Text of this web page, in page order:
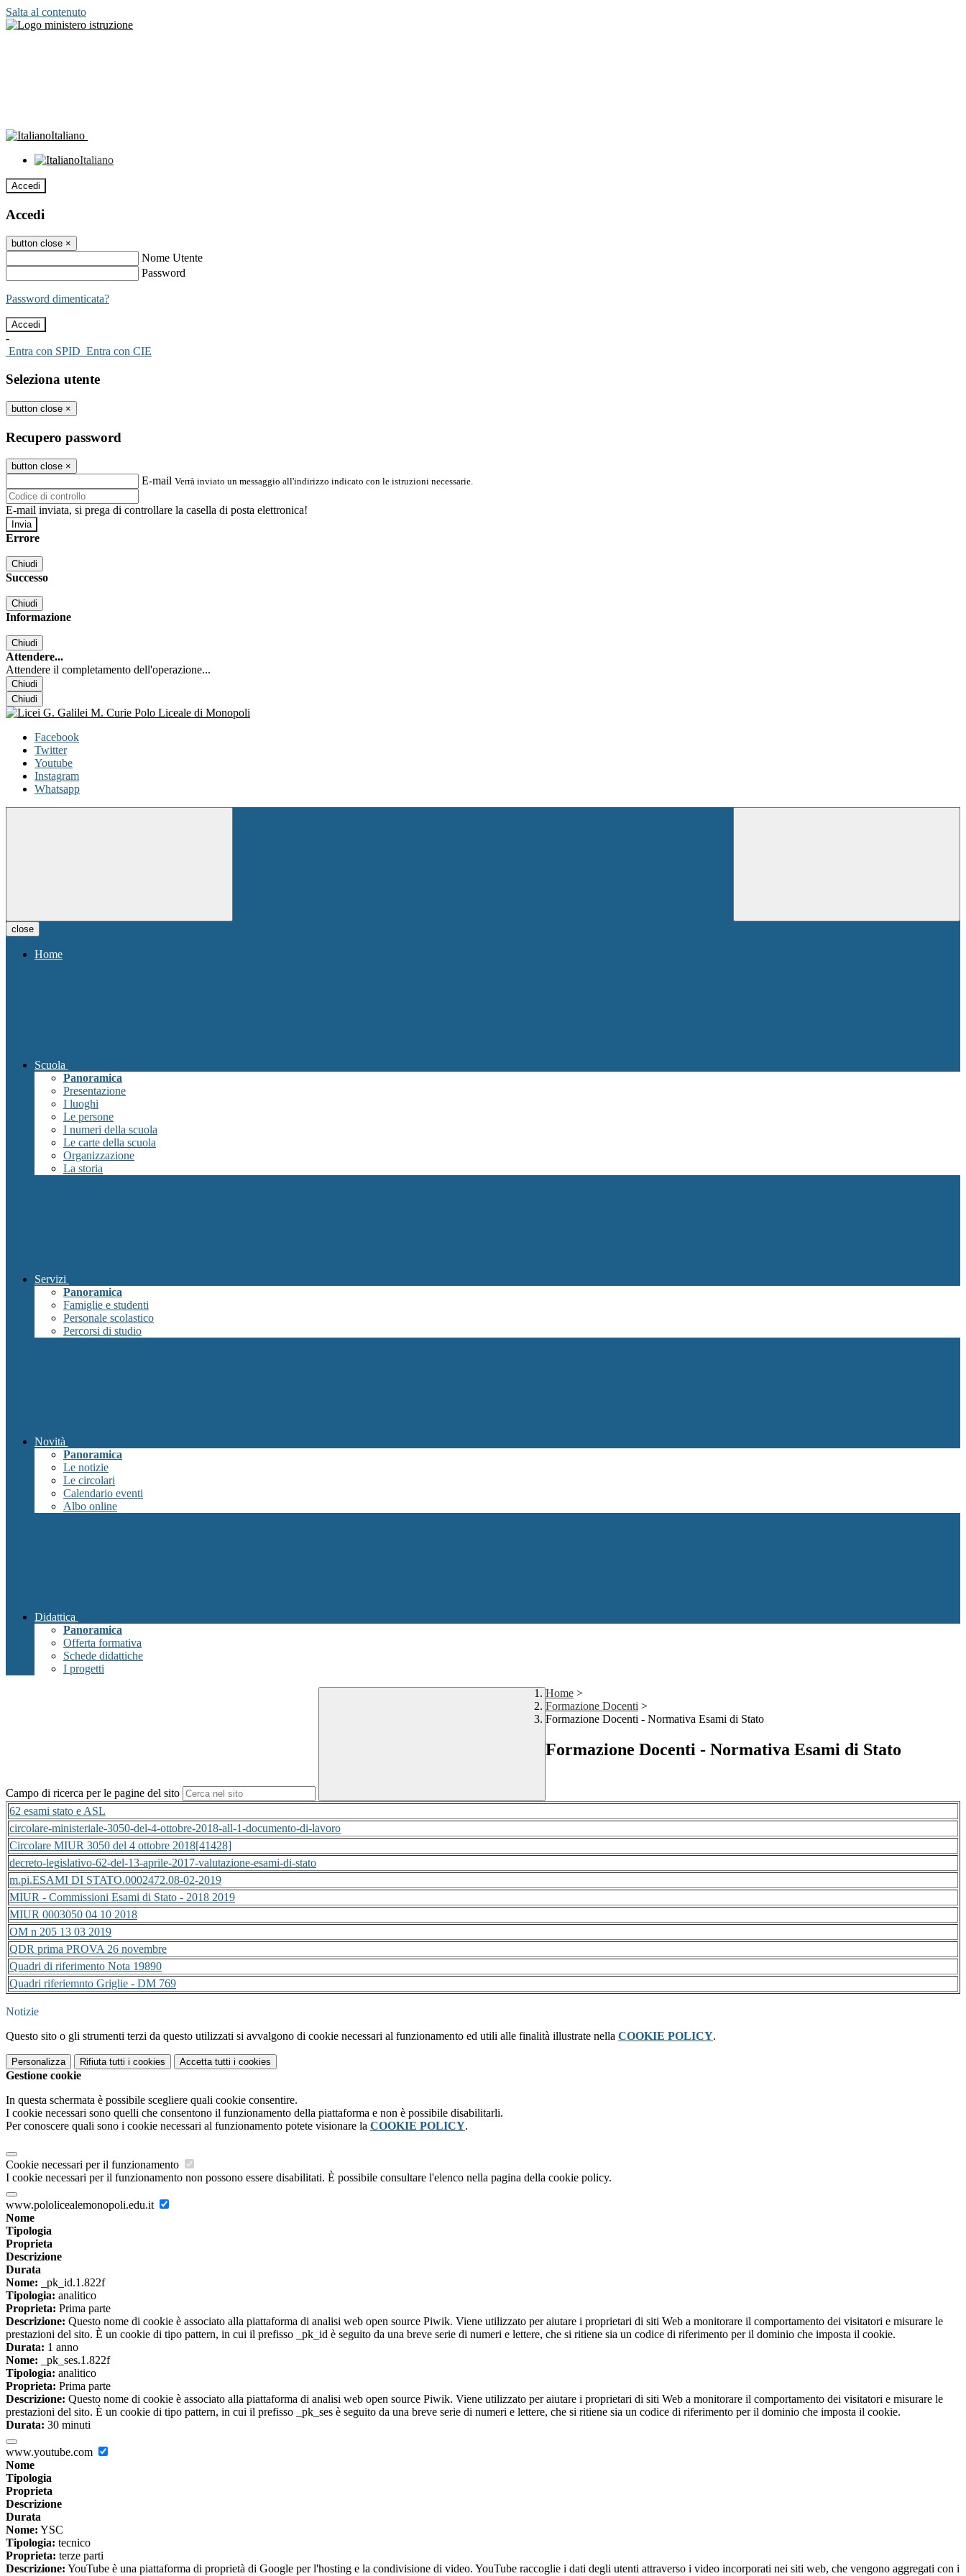
Salta al contenuto
Italiano
Italiano
Accedi
Accedi
button close ×
Nome Utente
Password
Password dimenticata?
-
Entra con SPID Entra con CIE
Seleziona utente
button close ×
Recupero password
button close ×
E-mail Verrà inviato un messaggio all'indirizzo indicato con le istruzioni necessarie.
E-mail inviata, si prega di controllare la casella di posta elettronica!
Errore
Chiudi
Successo
Chiudi
Informazione
Chiudi
Attendere...
Attendere il completamento dell'operazione...
Chiudi
Chiudi
Facebook
Twitter
Youtube
Instagram
Whatsapp
close
Home
Scuola
Panoramica
Presentazione
I luoghi
Le persone
I numeri della scuola
Le carte della scuola
Organizzazione
La storia
Servizi
Panoramica
Famiglie e studenti
Personale scolastico
Percorsi di studio
Novità
Panoramica
Le notizie
Le circolari
Calendario eventi
Albo online
Didattica
Panoramica
Offerta formativa
Schede didattiche
I progetti
Campo di ricerca per le pagine del sito
Home >
Formazione Docenti >
Formazione Docenti - Normativa Esami di Stato
Formazione Docenti - Normativa Esami di Stato
62 esami stato e ASL
circolare-ministeriale-3050-del-4-ottobre-2018-all-1-documento-di-lavoro
Circolare MIUR 3050 del 4 ottobre 2018[41428]
decreto-legislativo-62-del-13-aprile-2017-valutazione-esami-di-stato
m.pi.ESAMI DI STATO.0002472.08-02-2019
MIUR - Commissioni Esami di Stato - 2018 2019
MIUR 0003050 04 10 2018
OM n 205 13 03 2019
QDR prima PROVA 26 novembre
Quadri di riferimento Nota 19890
Quadri riferiemnto Griglie - DM 769
Notizie
Questo sito o gli strumenti terzi da questo utilizzati si avvalgono di cookie necessari al funzionamento ed utili alle finalità illustrate nella COOKIE POLICY.
Personalizza Rifiuta tutti i cookies Accetta tutti i cookies
Gestione cookie
In questa schermata è possibile scegliere quali cookie consentire.
I cookie necessari sono quelli che consentono il funzionamento della piattaforma e non è possibile disabilitarli.
Per conoscere quali sono i cookie necessari al funzionamento potete visionare la COOKIE POLICY.
Cookie necessari per il funzionamento
I cookie necessari per il funzionamento non possono essere disabilitati. È possibile consultare l'elenco nella pagina della cookie policy.
www.pololicealemonopoli.edu.it
Nome
Tipologia
Proprieta
Descrizione
Durata
Nome: _pk_id.1.822f
Tipologia: analitico
Proprieta: Prima parte
Descrizione: Questo nome di cookie è associato alla piattaforma di analisi web open source Piwik. Viene utilizzato per aiutare i proprietari di siti Web a monitorare il comportamento dei visitatori e misurare le
prestazioni del sito. È un cookie di tipo pattern, in cui il prefisso _pk_id è seguito da una breve serie di numeri e lettere, che si ritiene sia un codice di riferimento per il dominio che imposta il cookie.
Durata: 1 anno
Nome: _pk_ses.1.822f
Tipologia: analitico
Proprieta: Prima parte
Descrizione: Questo nome di cookie è associato alla piattaforma di analisi web open source Piwik. Viene utilizzato per aiutare i proprietari di siti Web a monitorare il comportamento dei visitatori e misurare le
prestazioni del sito. È un cookie di tipo pattern, in cui il prefisso _pk_ses è seguito da una breve serie di numeri e lettere, che si ritiene sia un codice di riferimento per il dominio che imposta il cookie.
Durata: 30 minuti
www.youtube.com
Nome
Tipologia
Proprieta
Descrizione
Durata
Nome: YSC
Tipologia: tecnico
Proprieta: terze parti
Descrizione: YouTube è una piattaforma di proprietà di Google per l'hosting e la condivisione di video. YouTube raccoglie i dati degli utenti attraverso i video incorporati nei siti web, che vengono aggregati con i